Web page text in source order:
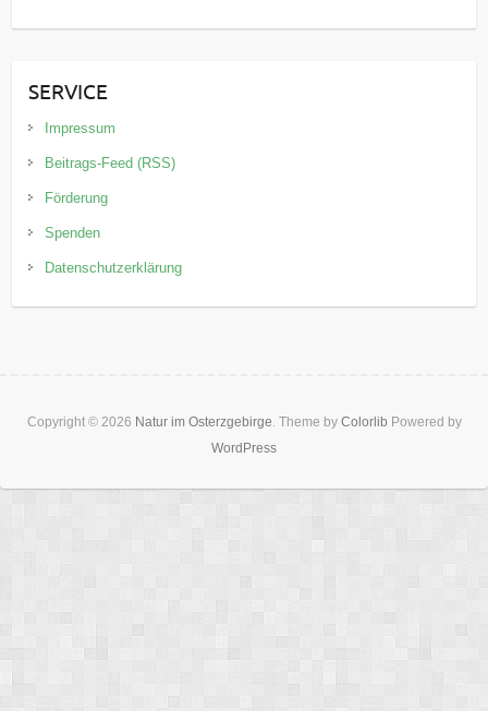
SERVICE
Impressum
Beitrags-Feed (RSS)
Förderung
Spenden
Datenschutzerklärung
Copyright © 2026 Natur im Osterzgebirge. Theme by Colorlib Powered by
WordPress